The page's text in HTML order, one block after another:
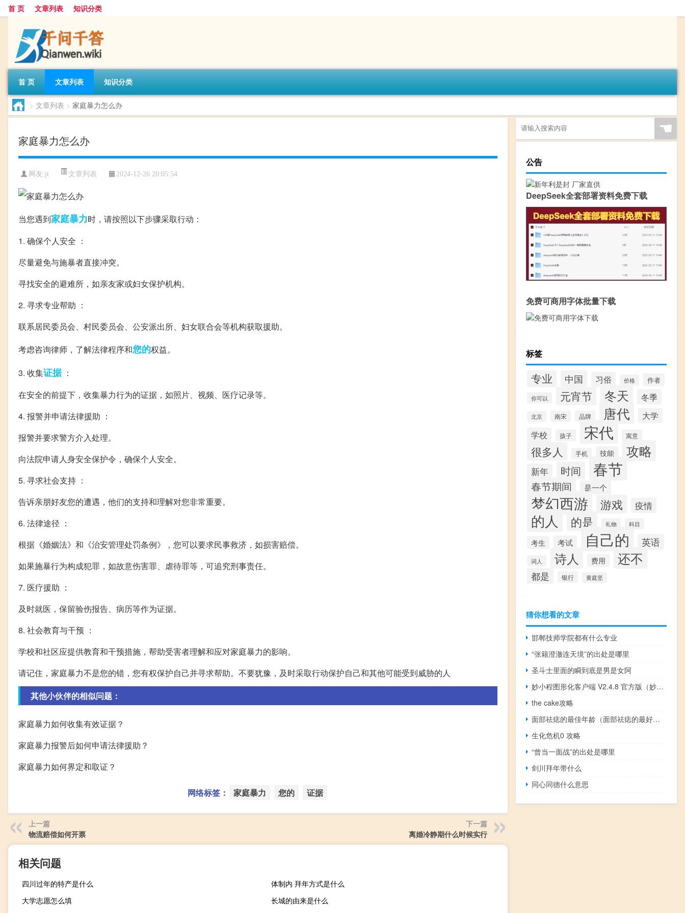
首 页 文章列表 知识分类
首 页 文章列表 知识分类
> 文章列表 > 家庭暴力怎么办
家庭暴力怎么办
网友:jt 文章列表 2024-12-26 20:05:54
当您遇到家庭暴力时，请按照以下步骤采取行动：
1. 确保个人安全 ：
尽量避免与施暴者直接冲突。
寻找安全的避难所，如亲友家或妇女保护机构。
2. 寻求专业帮助 ：
联系居民委员会、村民委员会、公安派出所、妇女联合会等机构获取援助。
考虑咨询律师，了解法律程序和您的权益。
3. 收集证据：
在安全的前提下，收集暴力行为的证据，如照片、视频、医疗记录等。
4. 报警并申请法律援助 ：
报警并要求警方介入处理。
向法院申请人身安全保护令，确保个人安全。
5. 寻求社会支持 ：
告诉亲朋好友您的遭遇，他们的支持和理解对您非常重要。
6. 法律途径 ：
根据《婚姻法》和《治安管理处罚条例》，您可以要求民事救济，如损害赔偿。
如果施暴行为构成犯罪，如故意伤害罪、虐待罪等，可追究刑事责任。
7. 医疗援助 ：
及时就医，保留验伤报告、病历等作为证据。
8. 社会教育与干预 ：
学校和社区应提供教育和干预措施，帮助受害者理解和应对家庭暴力的影响。
请记住，家庭暴力不是您的错，您有权保护自己并寻求帮助。不要犹豫，及时采取行动保护自己和其他可能受到威胁的人
其他小伙伴的相似问题：
家庭暴力如何收集有效证据？
家庭暴力报警后如何申请法律援助？
家庭暴力如何界定和取证？
网络标签： 家庭暴力 您的 证据
上一篇
物流赔偿如何开票
下一篇
离婚冷静期什么时候实行
相关问题
四川过年的特产是什么
体制内 拜年方式是什么
大学志愿怎么填
长城的由来是什么
☚
公告
DeepSeek全套部署资料免费下载
免费可商用字体批量下载
标签
专业 中国 习俗 价格 作者
你可以 元宵节 冬天 冬季
北京 南宋 品牌 唐代
大学
学校
孩子 宋代 寓意
很多人 手机 技能 攻略
新年 时间 春节
春节期间 是一个
梦幻西游 游戏 疫情
的人 的是 礼物 科目
考生 考试 自己的 英语
词人 诗人 费用 还不
都是 银行 黄庭坚
猜你想看的文章
邯郸技师学院都有什么专业
“张籍澄澈连天境”的出处是哪里
圣斗士里面的瞬到底是男是女阿
妙小程图形化客户端 V2.4.8 官方版（妙小程图形化客户端 V2.4.8 官方版功能简介）
the cake攻略
面部祛痣的最佳年龄（面部祛痣的最好方法）
生化危机0 攻略
“曾当一面战”的出处是哪里
剑川拜年带什么
同心同德什么意思